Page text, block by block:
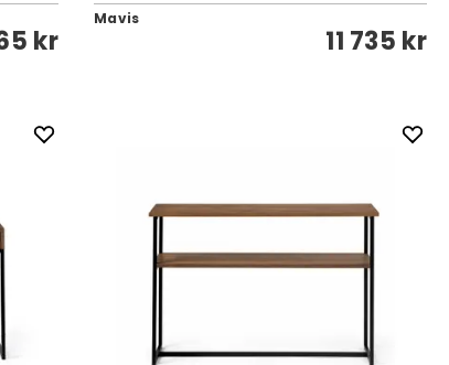
kr
Mavis
11 735 kr